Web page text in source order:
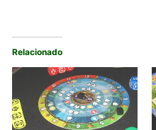
Relacionado